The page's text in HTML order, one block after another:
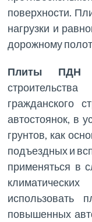
поверхности.
нагрузки и
дорожному
Плиты ПДН
гражданского
автостоянок, в
грунтов, как
подъездных и
применяться в
использовать
повышенных